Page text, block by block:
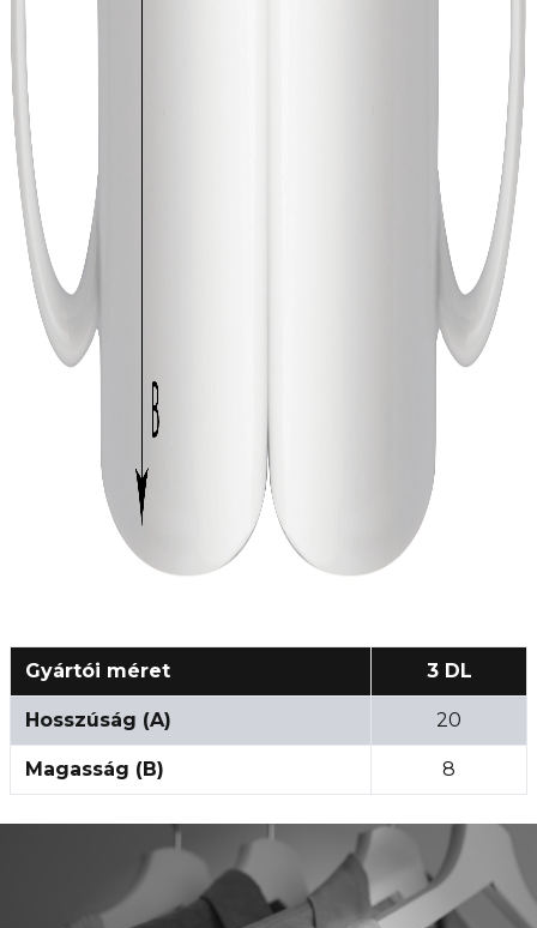
Gyártói méret 3 DL
Hosszúság (A) 20
Magasság (B) 8